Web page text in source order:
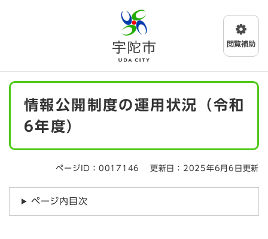
メニューを飛ばして本文へ
本
情報公開制度の運用状況（令和
6年度）
ページID：0017146 更新日：2025年6月6日更新
ページ内目次